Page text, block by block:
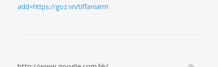
add=https://goz.vn/tiffaniarm